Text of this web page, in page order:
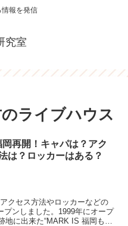
情報を発信
究室
ライブハウス
再開！キャパは？アク
は？ロッカーはある？
クセス方法やロッカーなどの
プンしました。1999年にオープ
に出来た“MARK IS 福岡もも